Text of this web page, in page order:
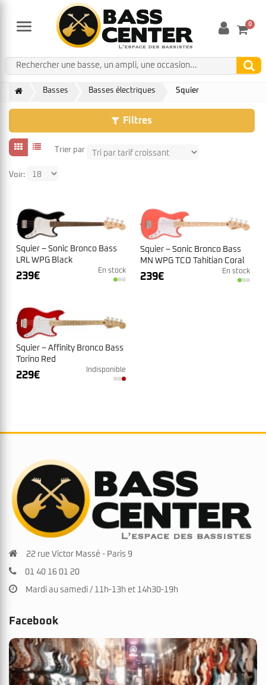
Menu 0
Basses Basses électriques Squier
Filtres
Trier par
Voir:
Squier – Sonic Bronco Bass
LRL WPG Black
239€ En stock
Squier – Sonic Bronco Bass
MN WPG TCO Tahitian Coral
239€ En stock
Squier – Affinity Bronco Bass
Torino Red
229€ Indisponible
22 rue Victor Massé - Paris 9
01 40 16 01 20
Mardi au samedi / 11h-13h et 14h30-19h
Facebook